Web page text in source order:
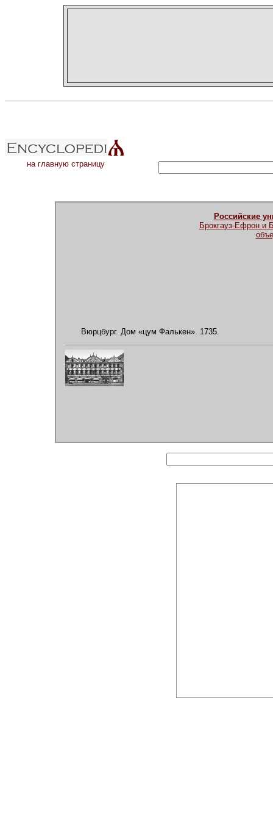
на главную страницу
Российские
Брокгауз-Ефрон и
Вюрцбург. Дом «цум Фалькен». 1735.